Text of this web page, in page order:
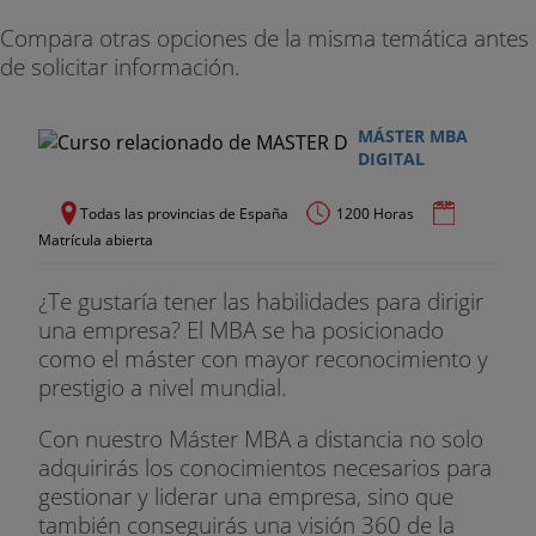
Postmaster GADE
En GADE damos a nuestros alumnos la opción del
- 6 meses adicionales de tutorías sobre los
consultoría), ayudando a los alumnos en este año
posterior a su título a utilizar en su práctica
máster, a solucionar situaciones a todos los
niveles, a buscar alternativas que les ayude a
afrontar su día a día.
con el que el alumno desarrollará las habilidades
necesarias para ocupar un cargo directivo y
conseguirá su doble titulación.
Compara otras opciones de la misma temática antes
de solicitar información.
MÁSTER MBA
DIGITAL
Todas las provincias de España
1200 Horas
Matrícula abierta
¿Te gustaría tener las habilidades para dirigir
una empresa? El MBA se ha posicionado
como el máster con mayor reconocimiento y
prestigio a nivel mundial.
Con nuestro Máster MBA a distancia no solo
adquirirás los conocimientos necesarios para
gestionar y liderar una empresa, sino que
también conseguirás una visión 360 de la